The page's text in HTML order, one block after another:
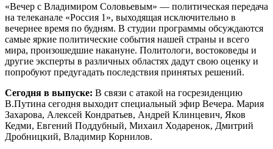
«Вечер с Владимиром Соловьевым» — политическая передача
на телеканале «Россия 1», выходящая исключительно в
вечернее время по будням. В студии программы обсуждаются
самые яркие политические события нашей страны и всего
мира, произошедшие накануне. Политологи, востоковеды и
другие эксперты в различных областях дадут свою оценку и
попробуют предугадать последствия принятых решений.
Сегодня в выпуске: В связи с атакой на госрезиденцию
В.Путина сегодня выходит специальный эфир Вечера. Мария
Захарова, Алексей Кондратьев, Андрей Клинцевич, Яков
Кедми, Евгений Поддубный, Михаил Ходаренок, Дмитрий
Дробницкий, Владимир Корнилов.